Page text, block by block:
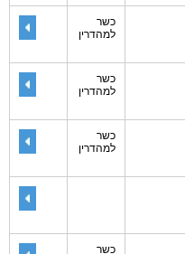
כשר
למהדרין
כשר
למהדרין
כשר
למהדרין
כשר